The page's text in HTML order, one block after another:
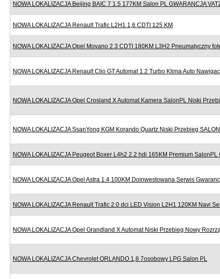
NOWA LOKALIZACJA Beijing BAIC 7 1.5 177KM Salon PL GWARANCJA
NOWA LOKALIZACJA Renault Trafic L2H1 1,6 CDTI 125 KM
NOWA LOKALIZACJA Opel Movano 2.3 CDTI 180KM L3H2 Pneumatyczny
NOWA LOKALIZACJA Renault Clio GT Automat 1.2 Turbo Klima Auto
NOWA LOKALIZACJA Opel Crosland X Automat Kamera SalonPL Niski
NOWA LOKALIZACJA SsanYong KGM Korando Quartz Niski Przebieg
NOWA LOKALIZACJA Peugeot Boxer L4h2 2.2 hdi 165KM Premium
NOWA LOKALIZACJA Opel Astra 1.4 100KM Doinwestowana Serwis
NOWA LOKALIZACJA Renault Trafic 2.0 dci LED Vision L2H1 120KM Navi
NOWA LOKALIZACJA Opel Grandland X Automat Niski Przebieg Nowy
NOWA LOKALIZACJA Chevrolet ORLANDO 1,8 7osobowy LPG Salon PL